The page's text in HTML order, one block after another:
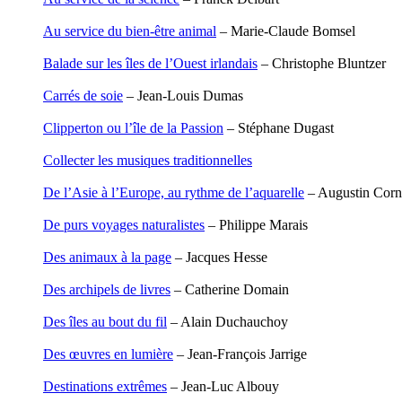
Carbonnaux Stéphan
Carrau Noak
Chérel Guillaume
Chapuis Éric
Chastel Marie
Chenot Philippe
Clémenceau Adrien
Conesa Gabriel
Cotta Jean-Marc
Crane Adrian
Croiziers de Lacvivier Aurélie
Debove Florence
Dedet Christian
Paris
Pays dogon
Pèlerin d�€�Orient
Périple de Sao� Mai
Roues libres
Route de la soie
Route des Amériques
Sahara
Sinaï
Spitzberg
Ténéré
Terre Adélie
Terre d�€�Ellesmere
Transsibérien
Yukon
Au service du bien-être animal – Marie-Claude Bomsel
Balade sur les îles de l’Ouest irlandais – Christophe Bluntzer
Carrés de soie – Jean-Louis Dumas
Clipperton ou l’île de la Passion – Stéphane Dugast
Collecter les musiques traditionnelles
De l’Asie à l’Europe, au rythme de l’aquarelle – Augustin
De purs voyages naturalistes – Philippe Marais
Des animaux à la page – Jacques Hesse
Des archipels de livres – Catherine Domain
Des îles au bout du fil – Alain Duchauchoy
Des œuvres en lumière – Jean-François Jarrige
Destinations extrêmes – Jean-Luc Albouy